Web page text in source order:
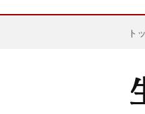
ト